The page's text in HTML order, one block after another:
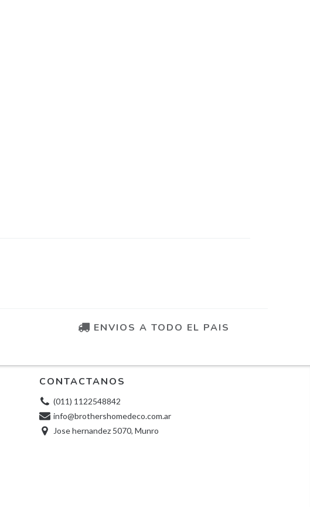
ENVIOS A TODO EL PAIS
CONTACTANOS
(011) 1122548842
info@brothershomedeco.com.ar
Jose hernandez 5070, Munro